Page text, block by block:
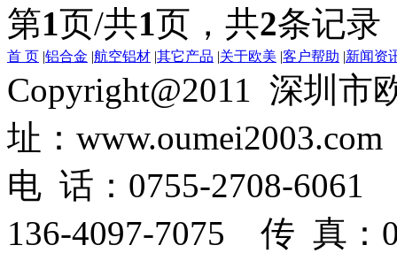
第1页/共1页，共2条记录
首 页 |铝合金 |航空铝材 |其它产品 |关于欧美 |客户帮助 |新闻资
Copyright@2011 深圳
址：www.oumei2003.com
电 话：0755-2708-
136-4097-7075 传 真：